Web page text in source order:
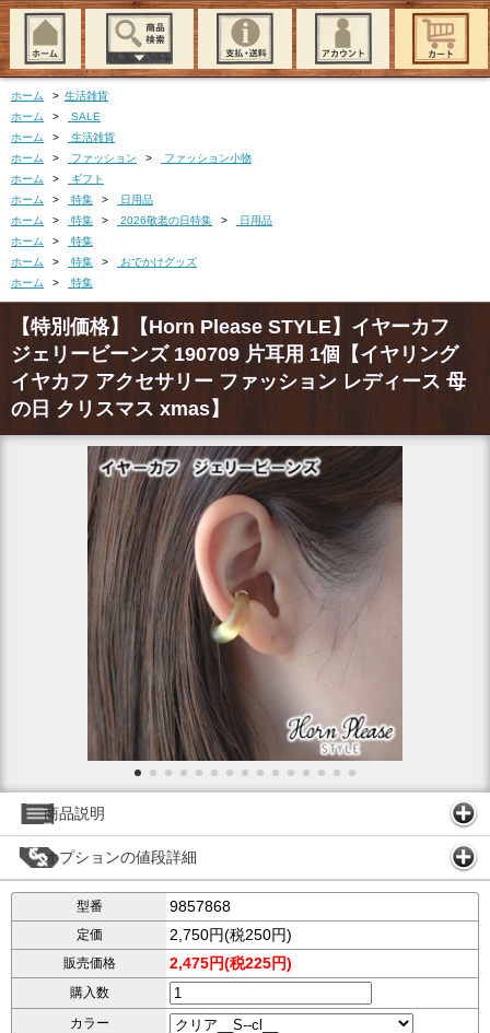
ホーム > 生活雑貨
ホーム
>
SALE
ホーム
>
生活雑貨
ホーム
> ファッション >
ファッション小物
ホーム
>
ギフト
ホーム
> 特集 >
日用品
ホーム
> 特集 > 2026敬老の日特集 >
日用品
ホーム
>
特集
ホーム
> 特集 >
おでかけグッズ
ホーム
> 特集
【特別価格】【Horn Please STYLE】イヤーカフ
ジェリービーンズ 190709 片耳用 1個【イヤリング
イヤカフ アクセサリー ファッション レディース 母
の日 クリスマス xmas】
商品説明
オプションの値段詳細
型番 9857868
定価 2,750円(税250円)
販売価格 2,475円(税225円)
購入数
カラー